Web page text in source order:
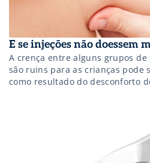
E se injeções não doessem
A crença entre alguns grupos
são ruins para as crianças pode
como resultado do desconforto